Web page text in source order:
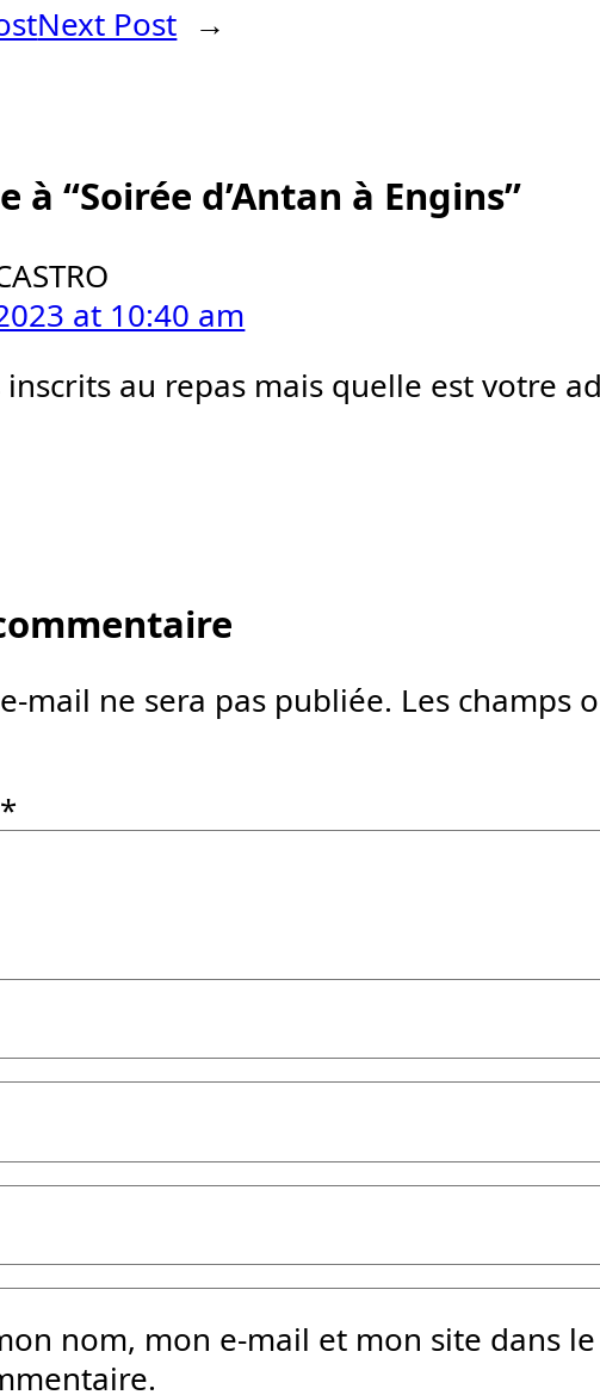
Next Post →
à “Soirée d’Antan à Engins”
at 10:40 am
au repas mais quelle est votre
mail ne sera pas publiée. Les champs
*
nom, mon e-mail et mon site dans